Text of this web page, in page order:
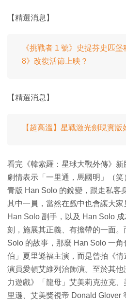
【精選消息】
《挑戰者 1 號》史提芬史匹
8》改復活節上映？
【精選消息】
【超高溫】星戰激光劍現實版
看完《韓索羅：星球大戰外傳》
劇情表示「一里通，馬國明」（
青版 Han Solo 的銳變，跟走私客
其中一員，當然在戲中也會讓大
Han Solo 副手，以及 Han Solo
刻，施展其正義、有擔帶的一面
Solo 的故事，那麼 Han Solo 一
伯」夏里遜福主演，而是曾拍《情
演員愛頓艾維列治飾演。至於其
力遊戲》「龍母」艾美莉克拉克
里遜、艾美獎視帝 Donald Glover